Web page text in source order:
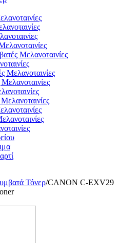
Μελανοταινίες
Τόνερ/CANON C-EXV29